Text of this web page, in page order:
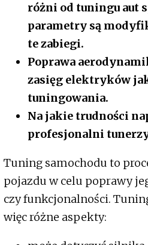
różni od tuningu aut
parametry są
te zabiegi.
Poprawa
zasięg elektryków
tuningowania.
Na jakie trudności
profesjonalni tunerzy
Tuning samochodu to
pojazdu w celu poprawy
czy funkcjonalności.
więc różne aspekty: